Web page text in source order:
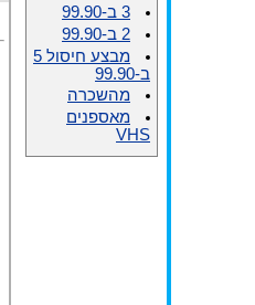
3 ב-99.90
2 ב-99.90
מבצע חיסול 5
ב-99.90
מהשכרה
מאספנים
VHS